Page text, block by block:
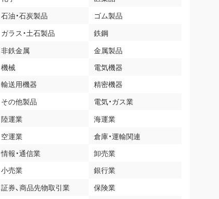
石油・石炭製品
ゴム製品
ガラス・土石製品
鉄鋼
非鉄金属
金属製品
機械
電気機器
輸送用機器
精密機器
その他製品
電気・ガス業
陸運業
海運業
空運業
倉庫・運輸関連
情報・通信業
卸売業
小売業
銀行業
証券、商品先物取引業
保険業